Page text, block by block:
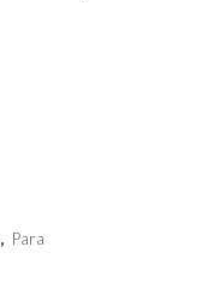
, Para